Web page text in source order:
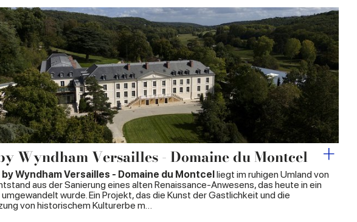
Wyndham Versailles - Domaine du Montcel
by Wyndham Versailles - Domaine du Montcel liegt im ruhigen Umland von
aus der Sanierung eines alten Renaissance-Anwesens, das heute in ein
wurde. Ein Projekt, das die Kunst der Gastlichkeit und die
von historischem Kulturerbe m…